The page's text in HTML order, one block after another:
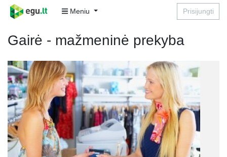
Meniu Prisijungti
Gairė - mažmeninė prekyba